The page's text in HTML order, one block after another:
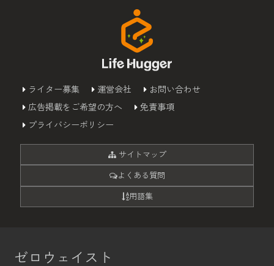
ライター募集 運営会社
お問い合わせ
広告掲載をご希望の方へ
免責事項
プライバシーポリシー
サイトマップ
よくある質問
用語集
ゼロウェイスト